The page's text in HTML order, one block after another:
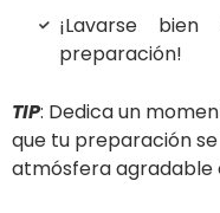
¡Lavarse
preparación!
TIP: Dedica un
que tu preparación
atmósfera agradable